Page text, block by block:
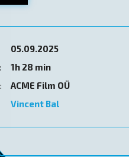
05.09.2025
1h 28 min
ACME Film OÜ
Vincent Bal